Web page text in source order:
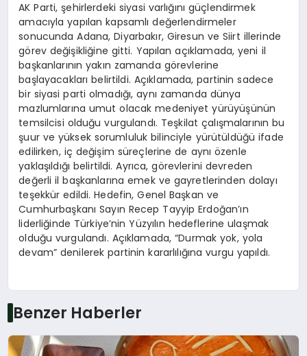
AK Parti, şehirlerdeki siyasi varlığını güçlendirmek
amacıyla yapılan kapsamlı değerlendirmeler
sonucunda Adana, Diyarbakır, Giresun ve Siirt illerinde
görev değişikliğine gitti. Yapılan açıklamada, yeni il
başkanlarının yakın zamanda görevlerine
başlayacakları belirtildi. Açıklamada, partinin sadece
bir siyasi parti olmadığı, aynı zamanda dünya
mazlumlarına umut olacak medeniyet yürüyüşünün
temsilcisi olduğu vurgulandı. Teşkilat çalışmalarının bu
şuur ve yüksek sorumluluk bilinciyle yürütüldüğü ifade
edilirken, iç değişim süreçlerine de aynı özenle
yaklaşıldığı belirtildi. Ayrıca, görevlerini devreden
değerli il başkanlarına emek ve gayretlerinden dolayı
teşekkür edildi. Hedefin, Genel Başkan ve
Cumhurbaşkanı Sayın Recep Tayyip Erdoğan’ın
liderliğinde Türkiye’nin Yüzyılın hedeflerine ulaşmak
olduğu vurgulandı. Açıklamada, “Durmak yok, yola
devam” denilerek partinin kararlılığına vurgu yapıldı.
Benzer Haberler